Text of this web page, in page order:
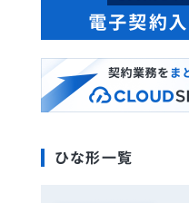
ひな形一覧